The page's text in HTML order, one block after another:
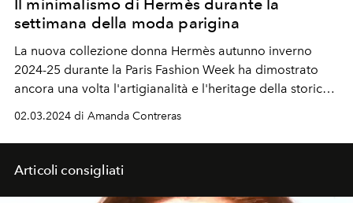
Il minimalismo di Hermès durante la
settimana della moda parigina
La nuova collezione donna Hermès autunno inverno
2024-25 durante la Paris Fashion Week ha dimostrato
ancora una volta l'artigianalità e l'heritage della storica
02.03.2024 di Amanda Contreras
Articoli consigliati